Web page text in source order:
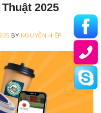
2025
BY NGUYỄN HIỆP